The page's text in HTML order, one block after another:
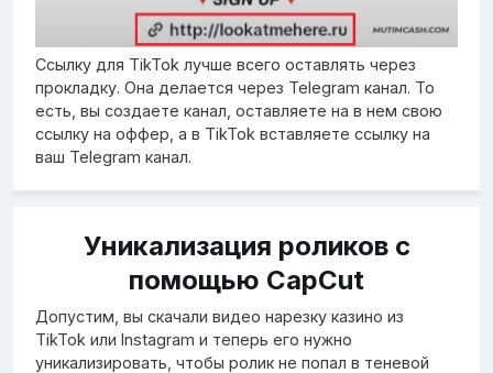
Ссылку для TikTok лучше всего оставлять через
прокладку. Она делается через Telegram канал. То
есть, вы создаете канал, оставляете на в нем свою
ссылку на оффер, а в TikTok вставляете ссылку на
ваш Telegram канал.
Уникализация роликов с
помощью CapCut
Допустим, вы скачали видео нарезку казино из
TikTok или Instagram и теперь его нужно
уникализировать, чтобы ролик не попал в теневой